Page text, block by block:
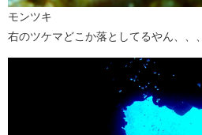
モンツキ
右のツケマどこか落としてるやん、、、